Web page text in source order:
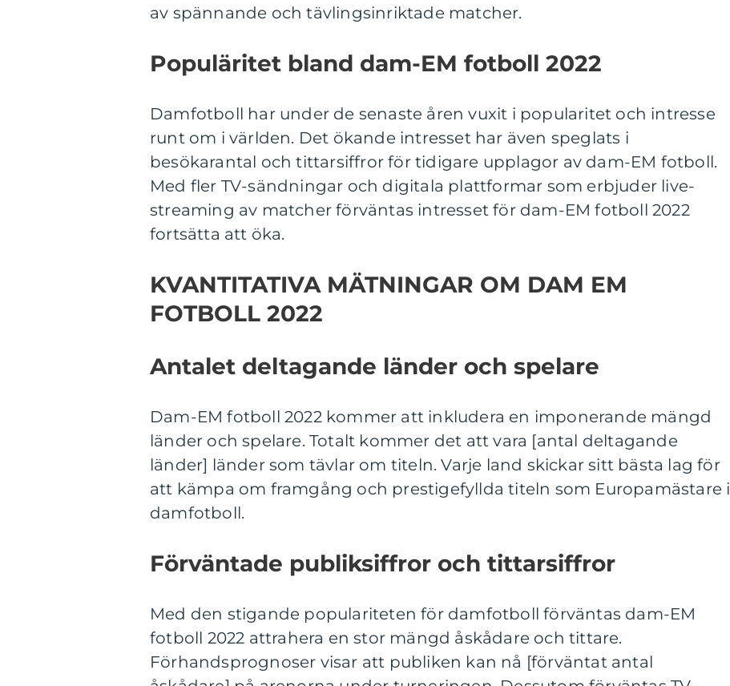
av spännande och tävlingsinriktade matcher.
Populäritet bland dam-EM fotboll 2022
Damfotboll har under de senaste åren vuxit i popularitet och intresse
runt om i världen. Det ökande intresset har även speglats i
besökarantal och tittarsiffror för tidigare upplagor av dam-EM fotboll.
Med fler TV-sändningar och digitala plattformar som erbjuder live-
streaming av matcher förväntas intresset för dam-EM fotboll 2022
fortsätta att öka.
KVANTITATIVA MÄTNINGAR OM DAM EM
FOTBOLL 2022
Antalet deltagande länder och spelare
Dam-EM fotboll 2022 kommer att inkludera en imponerande mängd
länder och spelare. Totalt kommer det att vara [antal deltagande
länder] länder som tävlar om titeln. Varje land skickar sitt bästa lag för
att kämpa om framgång och prestigefyllda titeln som Europamästare i
damfotboll.
Förväntade publiksiffror och tittarsiffror
Med den stigande populariteten för damfotboll förväntas dam-EM
fotboll 2022 attrahera en stor mängd åskådare och tittare.
Förhandsprognoser visar att publiken kan nå [förväntat antal